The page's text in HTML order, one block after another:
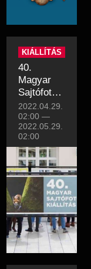
KIÁLLÍTÁS
40.
Magyar
Sajtófotó
Kiállítás
2022.04.29.
02:00 —
2022.05.29.
02:00